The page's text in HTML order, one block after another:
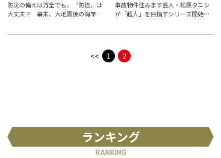
防災の備えは万全でも、〝防怪〟は
大丈夫？ 幕末、大地震後の海岸に
事故物件住みます芸人・松原タニシ
が「超人」を目指すシリーズ開始！
<< 1 2
ランキング
RANKING